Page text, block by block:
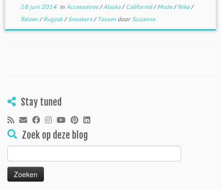
18 juni 2014in Accessoires/Alaska/Californië/Mode/Nike/
Reizen/Rugzak/Sneakers/Tassen doorSuzanne
Stay tuned
Zoek op deze blog
Zoeken
naar: